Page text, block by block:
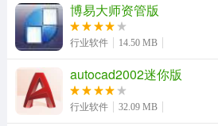
博易大师资管版
行业软件 14.50 MB
autocad2002迷你版
行业软件 32.09 MB